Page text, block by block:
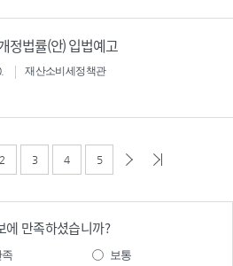
정법률(안) 입법예고
재산소비세정책관
2 3 4 5
에 만족하셨습니까?
족
보통